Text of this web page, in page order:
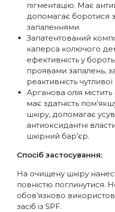
пігментацію. Має
допомагає боротися
запаленнями.
Запатентований
каперса колючого
ефективність у
проявами запалень,
реактивність
Арганова олія
має здатність
шкіру, допомагає
антиоксидантні
шкірний бар’єр.
Спосіб застосування:
На очищену шкіру
повністю поглинутися.
обов’язково
засіб із SPF.